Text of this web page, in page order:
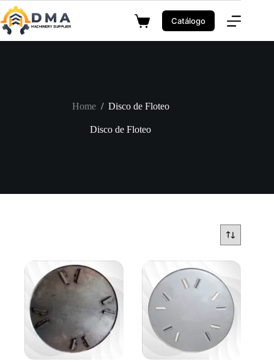
Skip
to
content
Shopping Catálogo
Home / Disco de Floteo
Disco de Floteo